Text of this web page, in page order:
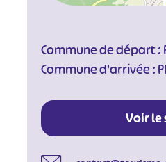
Commune de départ :
Commune d'arrivée :
Voir le